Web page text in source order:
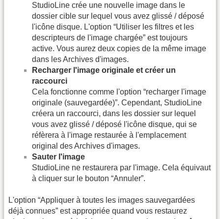
StudioLine crée une nouvelle image dans le
dossier cible sur lequel vous avez glissé / déposé
l'icône disque. L'option “Utiliser les filtres et les
descripteurs de l'image chargée” est toujours
active. Vous aurez deux copies de la même image
dans les Archives d'images.
Recharger l'image originale et créer un
raccourci
Cela fonctionne comme l'option “recharger l'image
originale (sauvegardée)”. Cependant, StudioLine
créera un raccourci, dans les dossier sur lequel
vous avez glissé / déposé l'icône disque, qui se
réfèrera à l'image restaurée à l'emplacement
original des Archives d'images.
Sauter l'image
StudioLine ne restaurera par l'image. Cela équivaut
à cliquer sur le bouton “Annuler”.
L'option “Appliquer à toutes les images sauvegardées
déjà connues” est appropriée quand vous restaurez